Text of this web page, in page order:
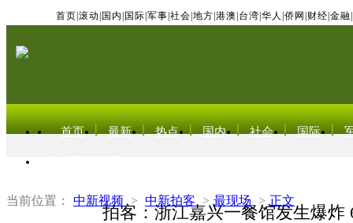
首页 滚动 国内 国际 军事 社会 地方 港澳 台湾 华人 侨网 财经 金融
首页 最新 热点 国内 社会 国际
当前位置： 中新视频 > 中新拍客 > 最现场 > 正文
拍客：浙江嘉兴一餐馆发生爆炸